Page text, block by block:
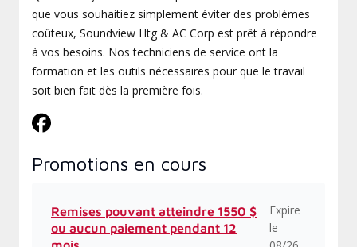
que vous souhaitiez simplement éviter des problèmes
coûteux, Soundview Htg & AC Corp est prêt à répondre
à vos besoins. Nos techniciens de service ont la
formation et les outils nécessaires pour que le travail
soit bien fait dès la première fois.
Promotions en cours
Remises pouvant atteindre 1550 $
ou aucun paiement pendant 12
Expire
le